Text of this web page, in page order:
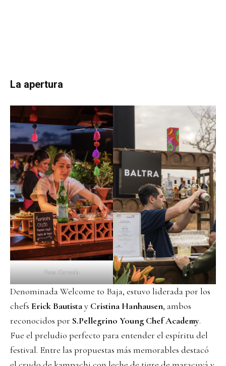
La apertura
Foto: Cortesía
Denominada Welcome to Baja, estuvo liderada por los
chefs Erick Bautistay Cristina Hanhausen, ambos
reconocidos por S.Pellegrino Young Chef Academy.
Fue el preludio perfecto para entender el espíritu del
festival. Entre las propuestas más memorables destacó